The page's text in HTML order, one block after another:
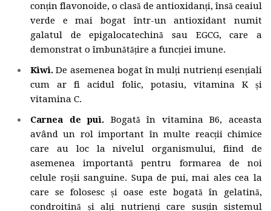
conțin flavonoide, o clasă de antioxidanți, însă ceaiul
verde e mai bogat într-un antioxidant numit
galatul de epigalocatechină sau EGCG, care a
demonstrat o îmbunătățire a funcției imune.
Kiwi. De asemenea bogat în mulți nutrienți esențiali
cum ar fi acidul folic, potasiu, vitamina K și
vitamina C.
Carnea de pui. Bogată în vitamina B6, aceasta
având un rol important în multe reacții chimice
care au loc la nivelul organismului, fiind de
asemenea importantă pentru formarea de noi
celule roșii sanguine. Supa de pui, mai ales cea la
care se folosesc și oase este bogată în gelatină,
condroitină și alți nutrienți care susțin sistemul